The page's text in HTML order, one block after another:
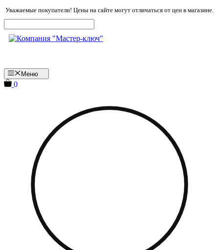
Перейти
к
содержимому
Уважаемые покупатели! Цены на сайте могут отличаться от цен в магазине.
Меню
0